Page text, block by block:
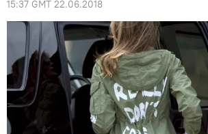
15:37 GMT 22.06.2018